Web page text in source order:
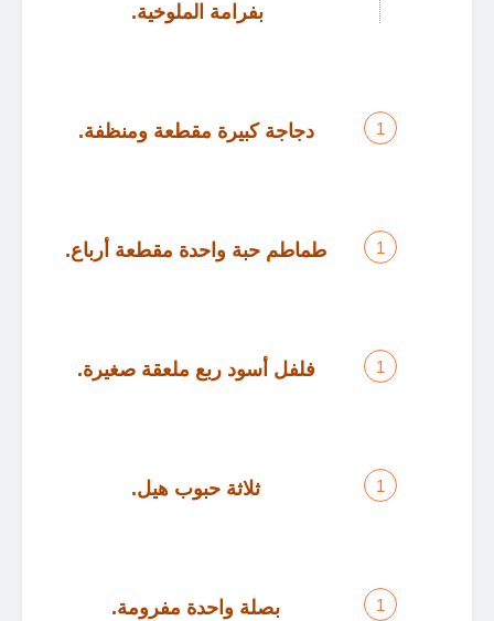
بفرامة الملوخية.
دجاجة كبيرة مقطعة ومنظفة.
طماطم حبة واحدة مقطعة أرباع.
فلفل أسود ربع ملعقة صغيرة.
ثلاثة حبوب هيل.
بصلة واحدة مفرومة.